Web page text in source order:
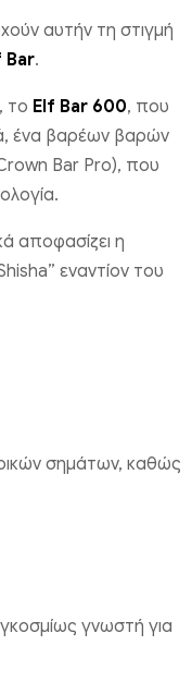
αυτήν τη στιγμή
Bar.
το Elf Bar 600, που
ένα βαρέων βαρών
Bar Pro), που
αποφασίζει η
εναντίον του
σημάτων, καθώς
γνωστή για